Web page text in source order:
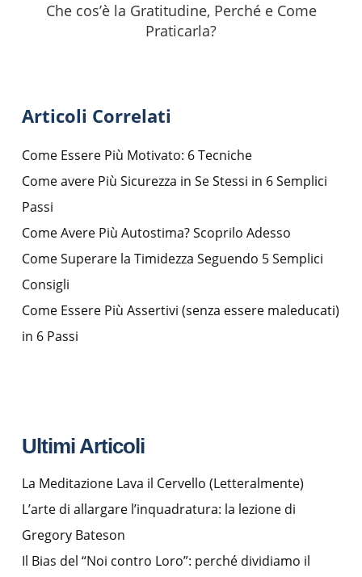
Che cos’è la Gratitudine, Perché e Come
Praticarla?
Articoli Correlati
Come Essere Più Motivato: 6 Tecniche
Come avere Più Sicurezza in Se Stessi in 6 Semplici
Passi
Come Avere Più Autostima? Scoprilo Adesso
Come Superare la Timidezza Seguendo 5 Semplici
Consigli
Come Essere Più Assertivi (senza essere maleducati)
in 6 Passi
Ultimi Articoli
La Meditazione Lava il Cervello (Letteralmente)
L’arte di allargare l’inquadratura: la lezione di
Gregory Bateson
Il Bias del “Noi contro Loro”: perché dividiamo il